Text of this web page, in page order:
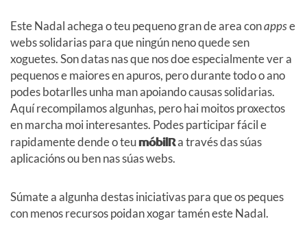
Este Nadal achega o teu pequeno gran de area conappse
webs solidarias para que ningún neno quede sen
xoguetes. Son datas nas que nos doe especialmente ver a
pequenos e maiores en apuros, pero durante todo o ano
podes botarlles unha man apoiando causas solidarias.
Aquí recompilamos algunhas, pero hai moitos proxectos
en marcha moi interesantes. Podes participar fácil e
rapidamente dende o teumóbilRa través das súas
aplicacións ou ben nas súas webs.
Súmate a algunha destas iniciativas para que os peques
con menos recursos poidan xogar tamén este Nadal.